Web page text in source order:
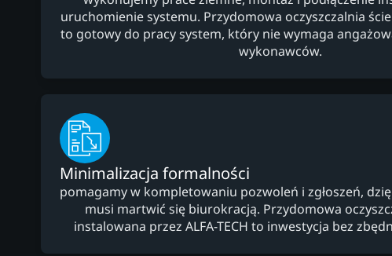
uruchomienie systemu. Przydomowa oczyszczalnia
to gotowy do pracy system, który nie wymaga
wykonawców.
Minimalizacja formalności
pomagamy w kompletowaniu pozwoleń i zgłoszeń,
musi martwić się biurokracją. Przydomowa
instalowana przez ALFA-TECH to inwestycja bez